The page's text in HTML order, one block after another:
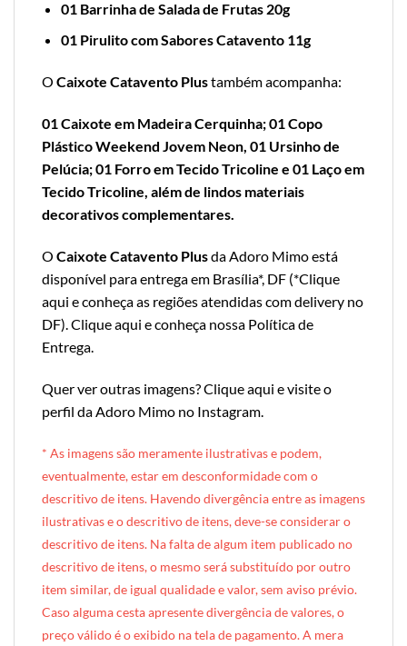
01 Barrinha de Salada de Frutas 20g
01 Pirulito com Sabores Catavento 11g
O Caixote Catavento Plustambém acompanha:
01 Caixote em Madeira Cerquinha; 01 Copo
Plástico Weekend Jovem Neon, 01 Ursinho de
Pelúcia; 01 Forro em Tecido Tricoline e 01 Laço em
Tecido Tricoline, além de lindos materiais
decorativos complementares.
O Caixote Catavento Plusda Adoro Mimo está
disponível para entrega em Brasília*, DF (*Clique
aqui e conheça as regiões atendidas com delivery no
DF). Clique aqui e conheça nossa Política de
Entrega
Quer ver outras imagens?Clique aqui e visite o
perfil da Adoro Mimo no Instagram
* As imagens são meramente ilustrativas e podem,
eventualmente, estar em desconformidade com o
descritivo de itens. Havendo divergência entre as imagens
ilustrativas e o descritivo de itens, deve-se considerar o
descritivo de itens. Na falta de algum item publicado no
descritivo de itens, o mesmo será substituído por outro
item similar, de igual qualidade e valor, sem aviso prévio.
Caso alguma cesta apresente divergência de valores, o
preço válido é o exibido na tela de pagamento. A mera